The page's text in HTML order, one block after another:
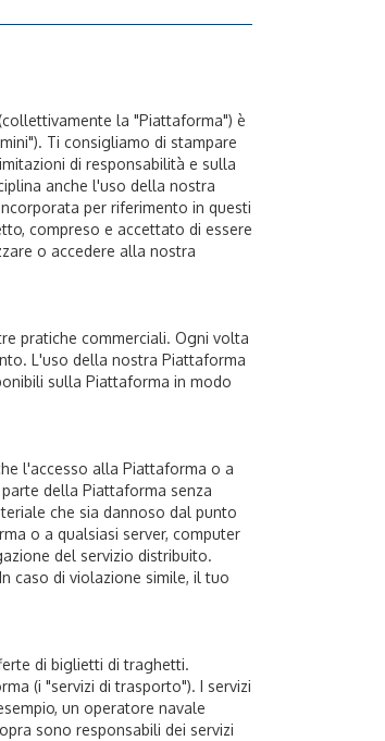
la "Piattaforma") è
Ti consigliamo di stampare
di responsabilità e sulla
anche l'uso della nostra
per riferimento in questi
compreso e accettato di essere
o accedere alla nostra
pratiche commerciali. Ogni volta
L'uso della nostra Piattaforma
sulla Piattaforma in modo
l'accesso alla Piattaforma o a
della Piattaforma senza
che sia dannoso dal punto
o a qualsiasi server, computer
del servizio distribuito.
caso di violazione simile, il tuo
di biglietti di traghetti.
(i "servizi di trasporto"). I servizi
un operatore navale
sono responsabili dei servizi